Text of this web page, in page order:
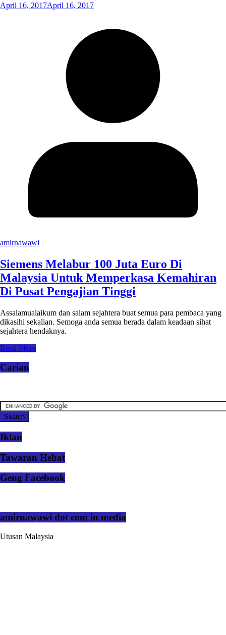
April 16, 2017April 16, 2017
amirnawawi
Siemens Melabur 100 Juta Euro Di
Malaysia Untuk Memperkasa Kemahiran
Di Pusat Pengajian Tinggi
Assalamualaikum dan salam sejahtera buat semua para pembaca yang
dikasihi sekalian. Semoga anda semua berada dalam keadaan sihat
sejahtera hendaknya.
Read More
Carian
Iklan
Tawaran Hebat
Geng Facebook
amirnawawi dot com in media
Utusan Malaysia